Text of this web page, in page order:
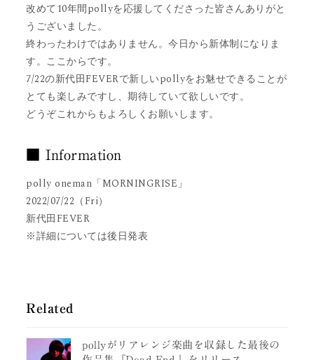
改めて10年間pollyを応援してくださった皆さんありがと
うございました。
終わったわけではありません。今日から新体制になりま
す。ここからです。
7/22の新代田FEVERで新しいpollyをお魅せできることが
とても楽しみですし、期待していて欲しいです。
どうぞこれからもよろしくお願いします。
■ Information
polly oneman「MORNINGRISE」
2022/07/22（Fri）
新代田FEVER
※詳細については後日発表
Related
pollyがリアレンジ楽曲を収録した最後の